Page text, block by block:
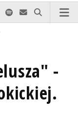
nas zadzwoń
Facebook-u
na Xnas na Instagram-ie
Odwiedź nas na TikTok-u
Szukaj nas na Spotify
Wyślij do nas
Szukaj
-